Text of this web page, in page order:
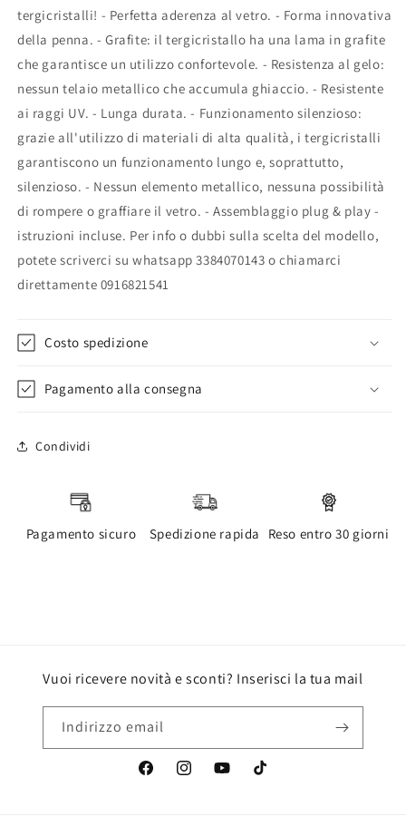
tergicristalli! - Perfetta aderenza al vetro. - Forma innovativa
della penna. - Grafite: il tergicristallo ha una lama in grafite
che garantisce un utilizzo confortevole. - Resistenza al gelo:
nessun telaio metallico che accumula ghiaccio. - Resistente
ai raggi UV. - Lunga durata. - Funzionamento silenzioso:
grazie all'utilizzo di materiali di alta qualità, i tergicristalli
garantiscono un funzionamento lungo e, soprattutto,
silenzioso. - Nessun elemento metallico, nessuna possibilità
di rompere o graffiare il vetro. - Assemblaggio plug & play -
istruzioni incluse. Per info o dubbi sulla scelta del modello,
potete scriverci su whatsapp 3384070143 o chiamarci
direttamente 0916821541
Costo spedizione
Pagamento alla consegna
Condividi
Pagamento sicuro Spedizione rapida Reso entro 30 giorni
Vuoi ricevere novità e sconti? Inserisci la tua mail
Indirizzo email
FacebookInstagramYouTubeTikTok